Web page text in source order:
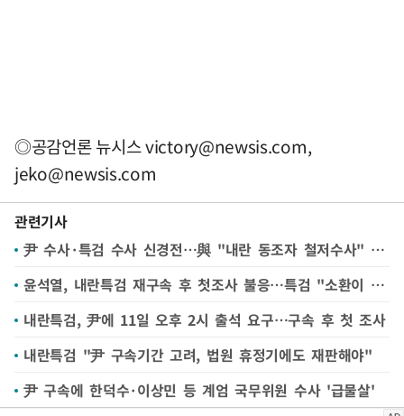
◎공감언론 뉴시스victory@newsis.com,
jeko@newsis.com
관련기사
尹 수사·특검 수사 신경전…與 "내란 동조자 철저수사" 野 "야당 탄압"
윤석열, 내란특검 재구속 후 첫조사 불응…특검 "소환이 원칙"
내란특검, 尹에 11일 오후 2시 출석 요구…구속 후 첫 조사
내란특검 "尹 구속기간 고려, 법원 휴정기에도 재판해야"
尹 구속에 한덕수·이상민 등 계엄 국무위원 수사 '급물살'